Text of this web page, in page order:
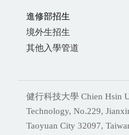
進修部招生
境外生招生
其他入學管道
健行科技大學 Chien Hsin
Technology, No.229,
Taoyuan City 32097,